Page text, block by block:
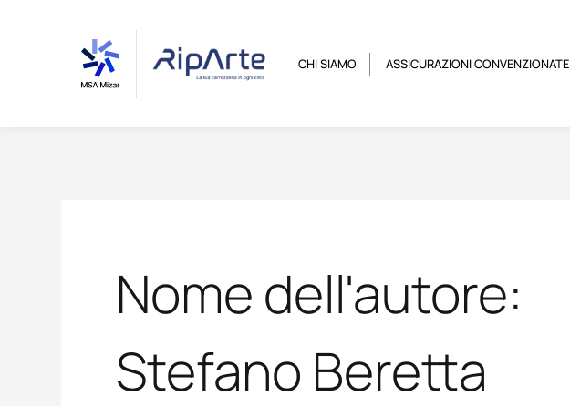
contenuto
CHI SIAMO ASSICURAZIONI CONVENZIONATE
Nome dell'autore:
Stefano Beretta